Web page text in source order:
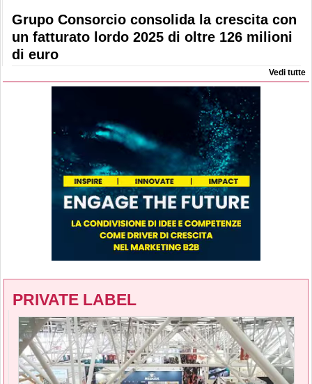
Grupo Consorcio consolida la crescita con
un fatturato lordo 2025 di oltre 126 milioni
di euro
Vedi tutte
PRIVATE LABEL